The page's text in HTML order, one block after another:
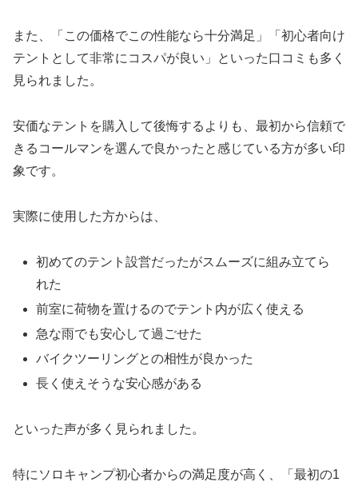
また、「この価格でこの性能なら十分満足」「初心者向け
テントとして非常にコスパが良い」といった口コミも多く
見られました。
安価なテントを購入して後悔するよりも、最初から信頼で
きるコールマンを選んで良かったと感じている方が多い印
象です。
実際に使用した方からは、
初めてのテント設営だったがスムーズに組み立てら
れた
前室に荷物を置けるのでテント内が広く使える
急な雨でも安心して過ごせた
バイクツーリングとの相性が良かった
長く使えそうな安心感がある
といった声が多く見られました。
特にソロキャンプ初心者からの満足度が高く、「最初の1